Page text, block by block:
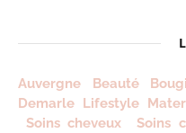
Auvergne Beauté
Demarle Lifestyle
Soins cheveux
Soins